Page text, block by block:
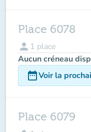
Place 6078
person 1 place
Aucun créneau
date_rangeVoir la
Place 6079